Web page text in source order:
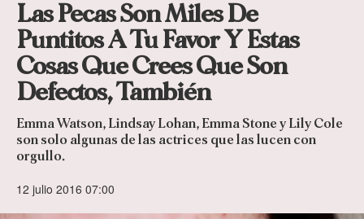
Las Pecas Son Miles De
Puntitos A Tu Favor Y Estas
Cosas Que Crees Que Son
Defectos, También
Emma Watson, Lindsay Lohan, Emma Stone y Lily Cole
son solo algunas de las actrices que las lucen con
orgullo.
12 julio 2016 07:00